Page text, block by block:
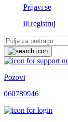
Prijavi se
ili registruj
Pozovi
060789946